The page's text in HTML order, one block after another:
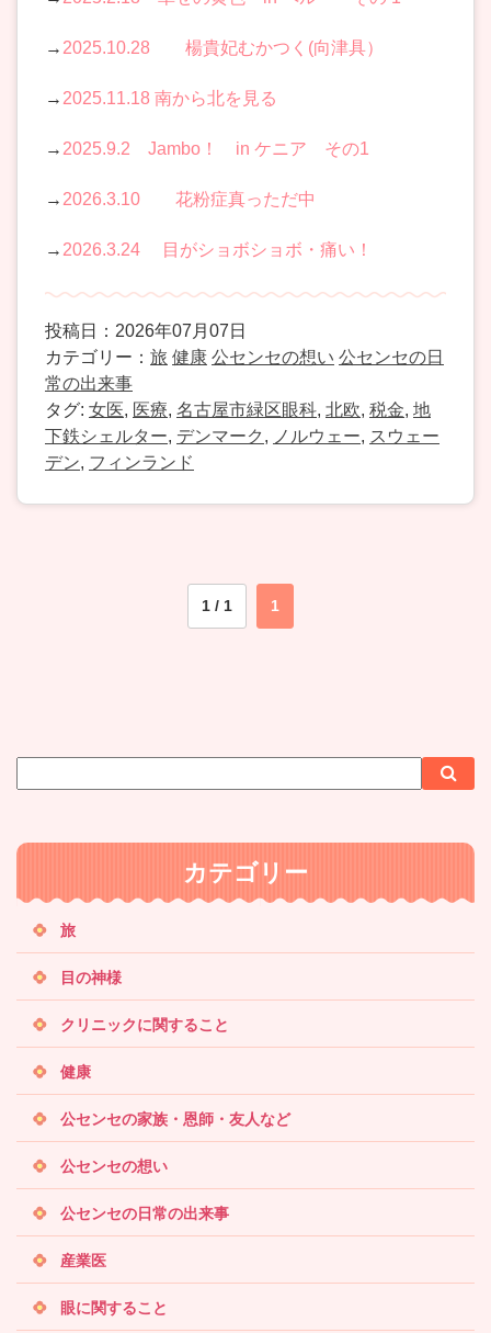
→ 2025.10.28 楊貴妃むかつく(向津具）
→ 2025.11.18 南から北を見る
→ 2025.9.2 Jambo！ in ケニア その1
→ 2026.3.10 花粉症真っただ中
→ 2026.3.24 目がショボショボ・痛い！
投稿日：2026年07月07日
カテゴリー： 旅 健康 公センセの想い 公センセの日
常の出来事
タグ: 女医, 医療, 名古屋市緑区眼科, 北欧, 税金, 地
下鉄シェルター, デンマーク , ノルウェー, スウェー
デン, フィンランド
1 / 1 1
イ
内
索
索
カテゴリー
旅
目の神様
クリニックに関すること
健康
公センセの家族・恩師・友人など
公センセの想い
公センセの日常の出来事
産業医
眼に関すること